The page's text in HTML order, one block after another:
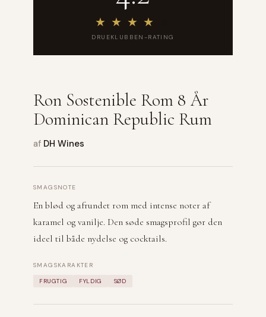
★ ★ ★ ★
DRUEKLUBBEN-RATING
Ron Sostenible Rom 8 År
Dominican Republic Rum
af DH Wines
SMAGSNOTE
En blød og afrundet rom med intense noter af
karamel og vanilje. Den søde smagsprofil gør den
ideel til både nydelse og cocktails.
SMAGSKARAKTER
FRUGTIG FYLDIG SØD